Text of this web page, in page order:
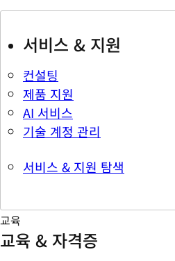
서비스 & 지원
컨설팅
제품 지원
AI 서비스
기술 계정 관리
서비스 & 지원 탐색
교육
교육 & 자격증